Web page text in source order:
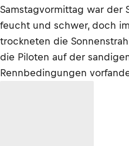
Samstagvormittag war der
feucht und schwer, doch
trockneten die
die Piloten auf der
Rennbedingungen